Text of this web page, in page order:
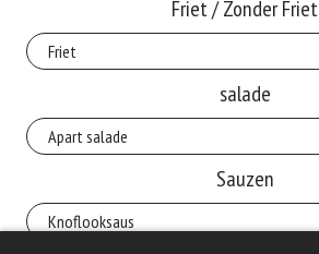
Friet / Zonder Friet
salade
Sauzen